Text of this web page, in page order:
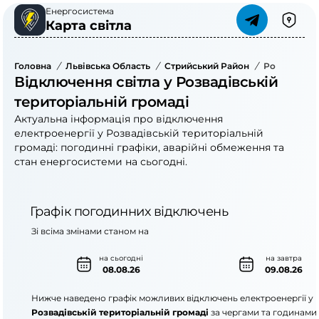
Енергосистема
Карта світла
Головна / Львівська Область / Стрийський Район /
Відключення світла у Розвадівській
територіальній громаді
Актуальна інформація про відключення
електроенергії у Розвадівській територіальній
громаді: погодинні графіки, аварійні обмеження та
стан енергосистеми на сьогодні.
Графік погодинних відключень
на сьогодні
08.08.26
на завтра
09.08.26
Зі всіма змінами станом на
Нижче наведено графік можливих відключень електроенергії у
Розвадівській територіальній громаді за чергами та годинами.